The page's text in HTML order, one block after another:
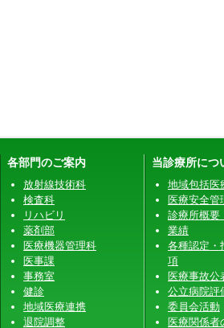
各部門のご案内
放射線技術科
検査科
リハビリ
薬剤部
医療機器管理科
医事課
事務室
健診
地域医療連携
退院調整
当診療所につ
地域包括医
医療安全管
診療所概要
業績
各種認定・
項
医療事故公
公立病院評
委員会活動
医療関係者